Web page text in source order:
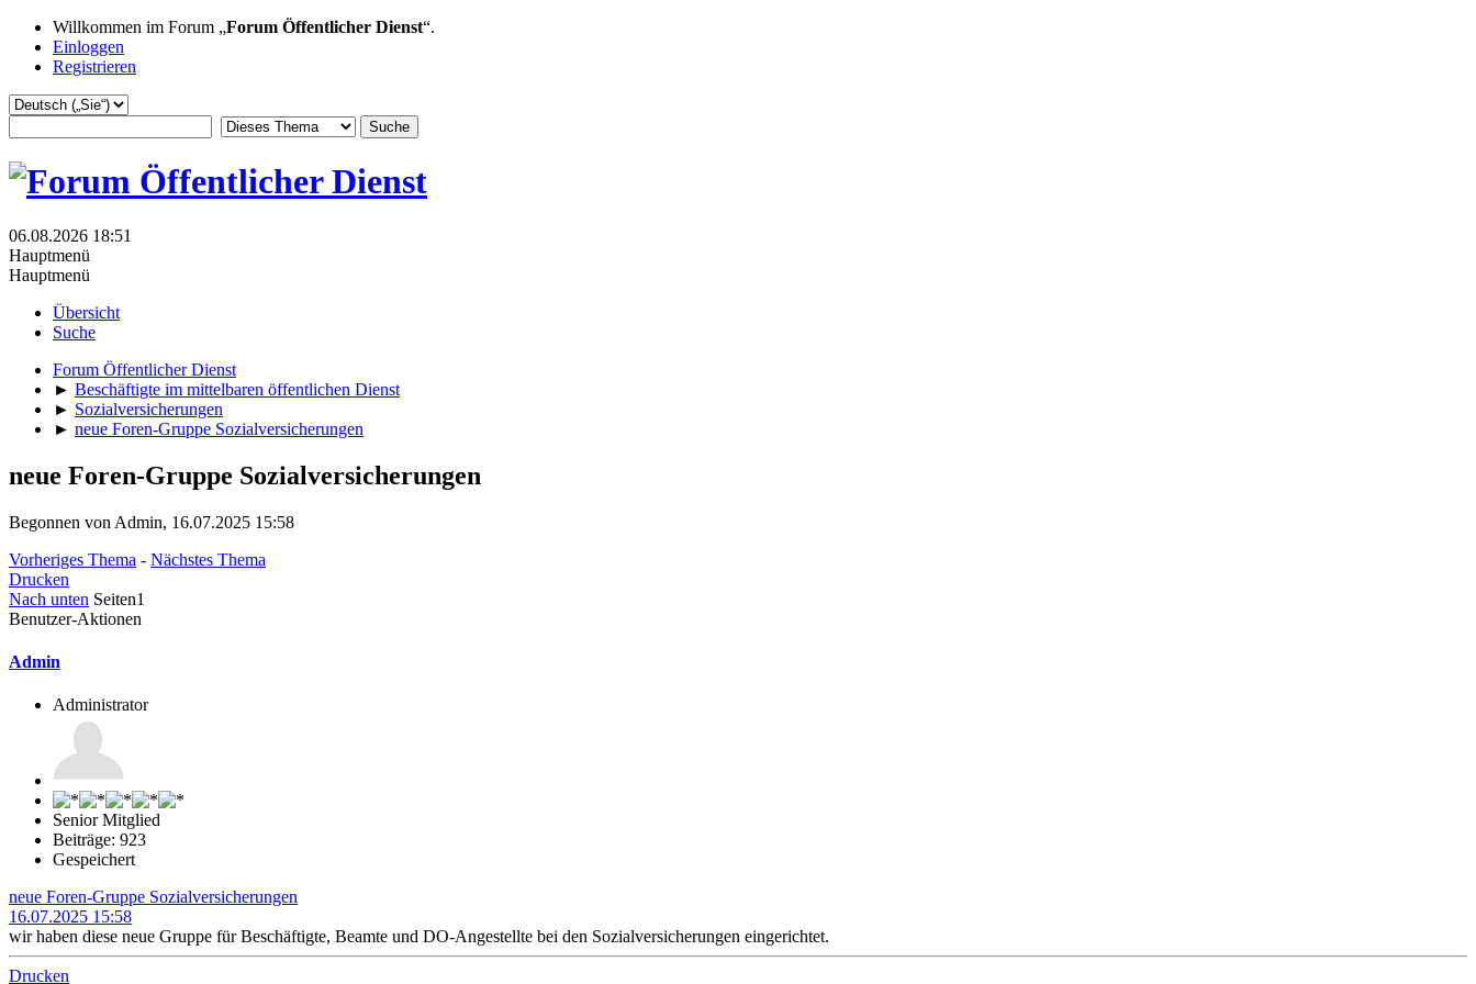
Willkommen im Forum „Forum Öffentlicher Dienst“.
Einloggen
Registrieren
06.08.2026 18:51
Hauptmenü
Hauptmenü
Übersicht
Suche
Forum Öffentlicher Dienst
► Beschäftigte im mittelbaren öffentlichen Dienst
► Sozialversicherungen
► neue Foren-Gruppe Sozialversicherungen
neue Foren-Gruppe Sozialversicherungen
Begonnen von Admin, 16.07.2025 15:58
Vorheriges Thema - Nächstes Thema
Drucken
Nach unten Seiten1
Benutzer-Aktionen
Admin
Administrator
Senior Mitglied
Beiträge: 923
Gespeichert
neue Foren-Gruppe Sozialversicherungen
16.07.2025 15:58
wir haben diese neue Gruppe für Beschäftigte, Beamte und DO-Angestellte bei den Sozialversicherungen eingerichtet.
Drucken